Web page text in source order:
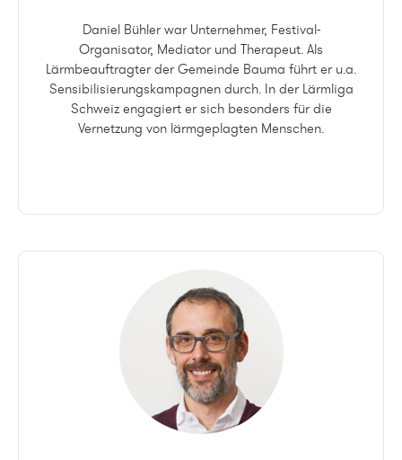
Daniel Bühler war Unternehmer, Festival-
Organisator, Mediator und Therapeut. Als
Lärmbeauftragter der Gemeinde Bauma führt er u.a.
Sensibilisierungskampagnen durch. In der Lärmliga
Schweiz engagiert er sich besonders für die
Vernetzung von lärmgeplagten Menschen.